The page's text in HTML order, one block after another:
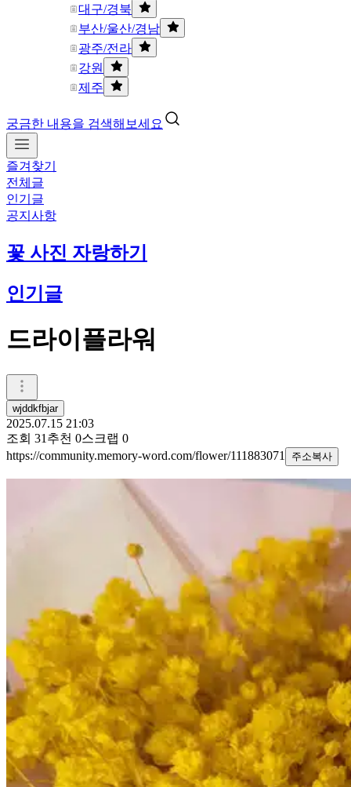
대구/경북
부산/울산/경남
광주/전라
강원
제주
궁금한 내용을 검색해보세요
즐겨찾기
전체글
인기글
공지사항
꽃 사진 자랑하기
인기글
드라이플라워
wjddkfbjar
2025.07.15 21:03
조회 31 추천 0스크랩 0
https://community.memory-word.com/flower/111883071
주소복사